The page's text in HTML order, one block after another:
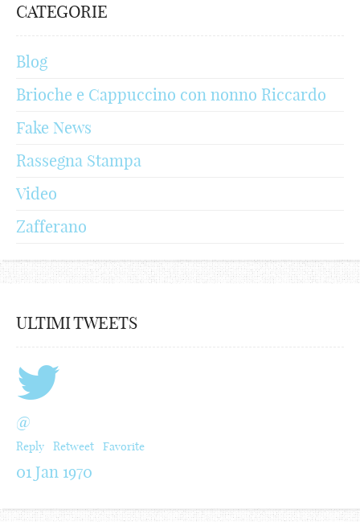
CATEGORIE
Blog
Brioche e Cappuccino con nonno Riccardo
Fake News
Rassegna Stampa
Video
Zafferano
ULTIMI TWEETS
@
Reply Retweet Favorite
01 Jan 1970